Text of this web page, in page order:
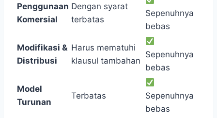
Penggunaan
Komersial
Dengan syarat
terbatas
Sepenuhnya
bebas
Modifikasi &
Distribusi
Harus mematuhi
klausul tambahan
Sepenuhnya
bebas
Model
Turunan
Terbatas
Sepenuhnya
bebas